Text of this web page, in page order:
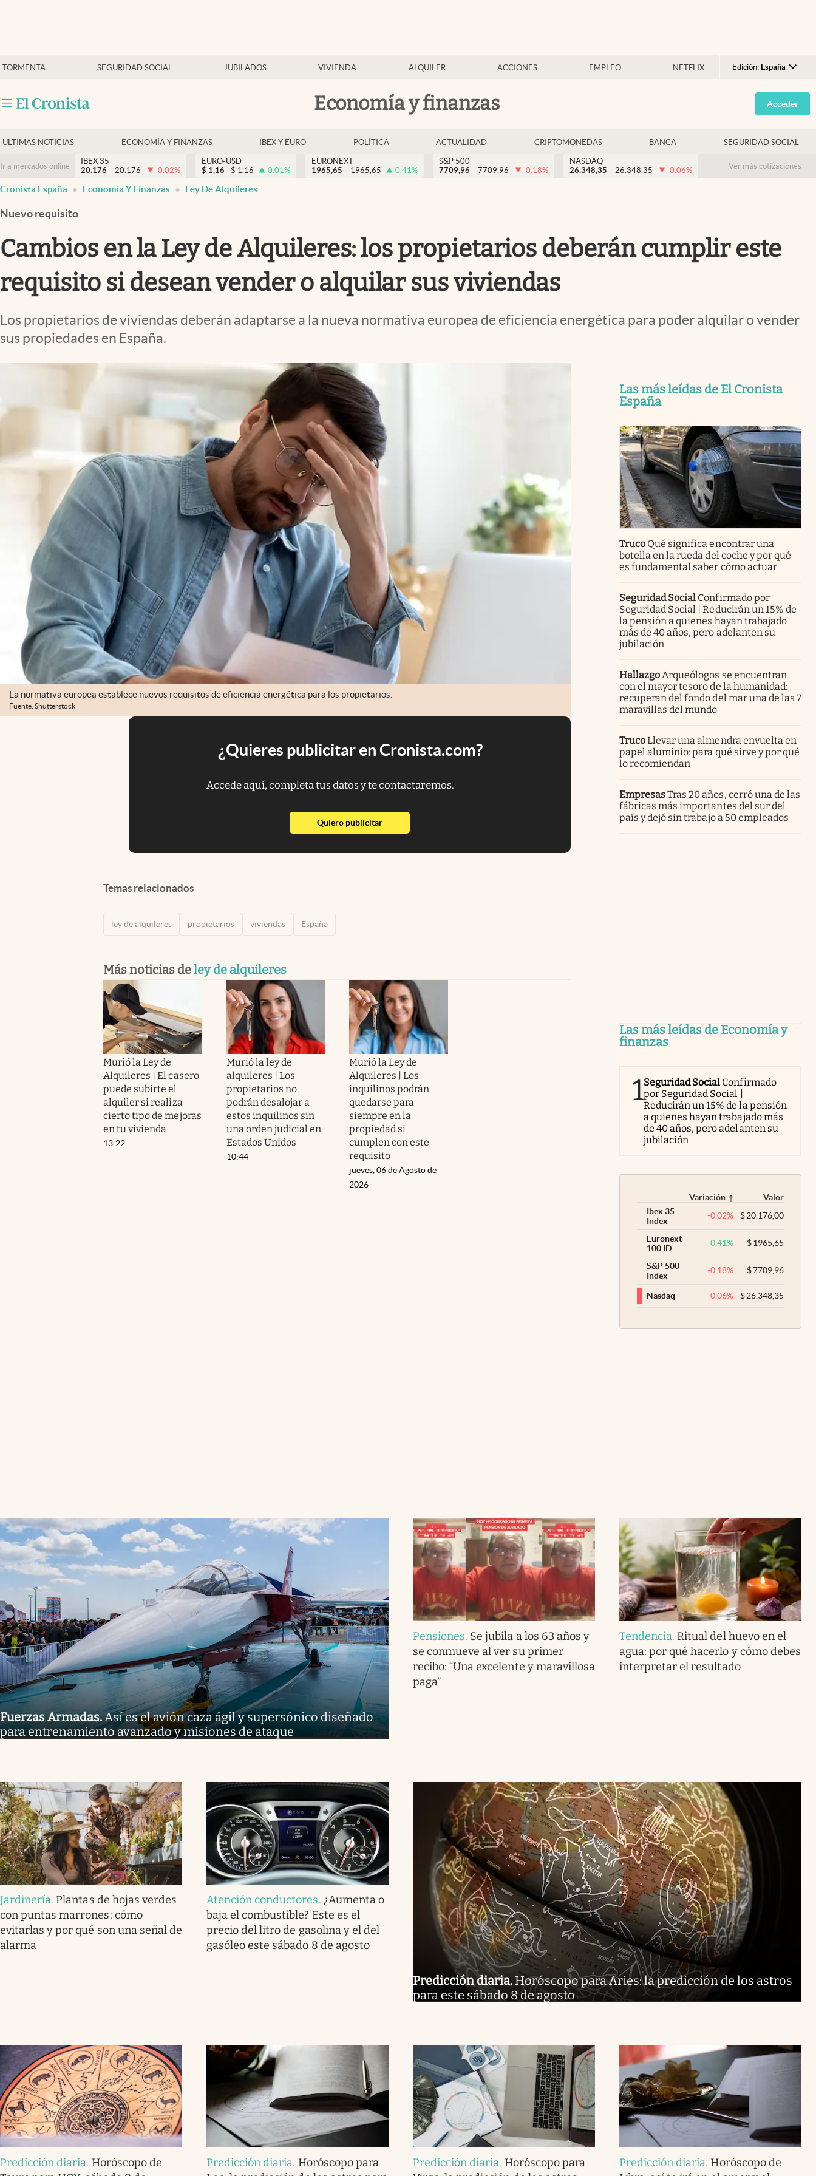
TORMENTA SEGURIDAD SOCIAL JUBILADOS VIVIENDA ALQUILER ACCIONES EMPLEO NETFLIX Edición: España
Argentina
España
USA
Colombia
Economía y finanzas
Economía y finanzas
Criptomonedas
Acceder
ULTIMAS NOTICIAS ECONOMÍA Y FINANZAS IBEX Y EURO POLÍTICA ACTUALIDAD CRIPTOMONEDAS BANCA SEGURIDAD SOCIAL
Ir a mercados online
IBEX 35
20.176
20.176 -0.02%
EURO-USD
$ 1,16 $ 1,16 0.01%
EURONEXT
1965,65
1965,65 0.41%
S&P 500
7709,96
7709,96 -0.18%
NASDAQ
26.348,35
26.348,35 -0.06% Ver más cotizaciones
Cronista España Economía Y Finanzas Ley De Alquileres
Nuevo requisito
Cambios en la Ley de Alquileres: los propietarios deberán cumplir este
requisito si desean vender o alquilar sus viviendas
Los propietarios de viviendas deberán adaptarse a la nueva normativa europea de eficiencia energética para poder alquilar o vender
sus propiedades en España.
La normativa europea establece nuevos requisitos de eficiencia energética para los propietarios.
Fuente: Shutterstock
¿Quieres publicitar en Cronista.com?
Accede aquí, completa tus datos y te contactaremos.
Quiero publicitarabre en nueva pestaña
Temas relacionados
ley de alquileres propietarios viviendas España
Más noticias deley de alquileres
Murió la Ley de
Alquileres | El casero
puede subirte el
alquiler si realiza
cierto tipo de mejoras
en tu vivienda
13:22
Murió la ley de
alquileres | Los
propietarios no
podrán desalojar a
estos inquilinos sin
una orden judicial en
Estados Unidos
10:44
Murió la Ley de
Alquileres | Los
inquilinos podrán
quedarse para
siempre en la
propiedad si
cumplen con este
requisito
jueves, 06 de Agosto de
2026
Las más leídas de El Cronista
España
Truco Qué significa encontrar una
botella en la rueda del coche y por qué
es fundamental saber cómo actuar
Seguridad Social Confirmado por
Seguridad Social | Reducirán un 15% de
la pensión a quienes hayan trabajado
más de 40 años, pero adelanten su
jubilación
HallazgoArqueólogos se encuentran
con el mayor tesoro de la humanidad:
recuperan del fondo del mar una de las 7
maravillas del mundo
TrucoLlevar una almendra envuelta en
papel aluminio: para qué sirve y por qué
lo recomiendan
EmpresasTras 20 años, cerró una de las
fábricas más importantes del sur del
país y dejó sin trabajo a 50 empleados
Las más leídas de Economía y
finanzas
1Seguridad Social Confirmado
por Seguridad Social |
Reducirán un 15% de la pensión
a quienes hayan trabajado más
de 40 años, pero adelanten su
jubilación
Variación
Valor
Ibex 35
Index
-0,02% $20.176,00
Euronext
100 ID
0,41% $1965,65
S&P 500
Index
-0,18% $7709,96
Nasdaq -0,06% $26.348,35
Fuerzas Armadas.Así es el avión caza ágil y supersónico diseñado
para entrenamiento avanzado y misiones de ataque
Pensiones. Se jubila a los 63 años y
se conmueve al ver su primer
recibo: “Una excelente y maravillosa
paga”
Tendencia. Ritual del huevo en el
agua: por qué hacerlo y cómo debes
interpretar el resultado
Jardinería. Plantas de hojas verdes
con puntas marrones: cómo
evitarlas y por qué son una señal de
alarma
Atención conductores. ¿Aumenta o
baja el combustible? Este es el
precio del litro de gasolina y el del
gasóleo este sábado 8 de agosto
Predicción diaria. Horóscopo para Aries: la predicción de los astros
para este sábado 8 de agosto
Predicción diaria. Horóscopo de
Predicción diaria. Horóscopo para
Predicción diaria. Horóscopo para
Predicción diaria. Horóscopo de